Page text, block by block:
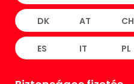
DK AT CH
ES IT PL